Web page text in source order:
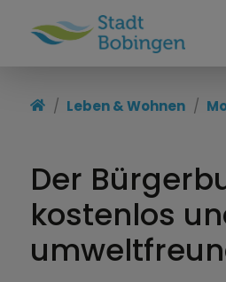
Gesundheit
Mobilität
Bildung &
Leben & Wohnen
Der
kostenlos